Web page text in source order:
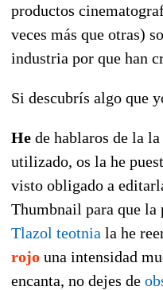
productos
veces más que otras)
industria por que han
Si descubrís algo que
He de hablaros de la
utilizado, os la he
visto obligado a
Thumbnail para que la
Tlazol teotnia la he
rojo una intensidad
encanta, no dejes de